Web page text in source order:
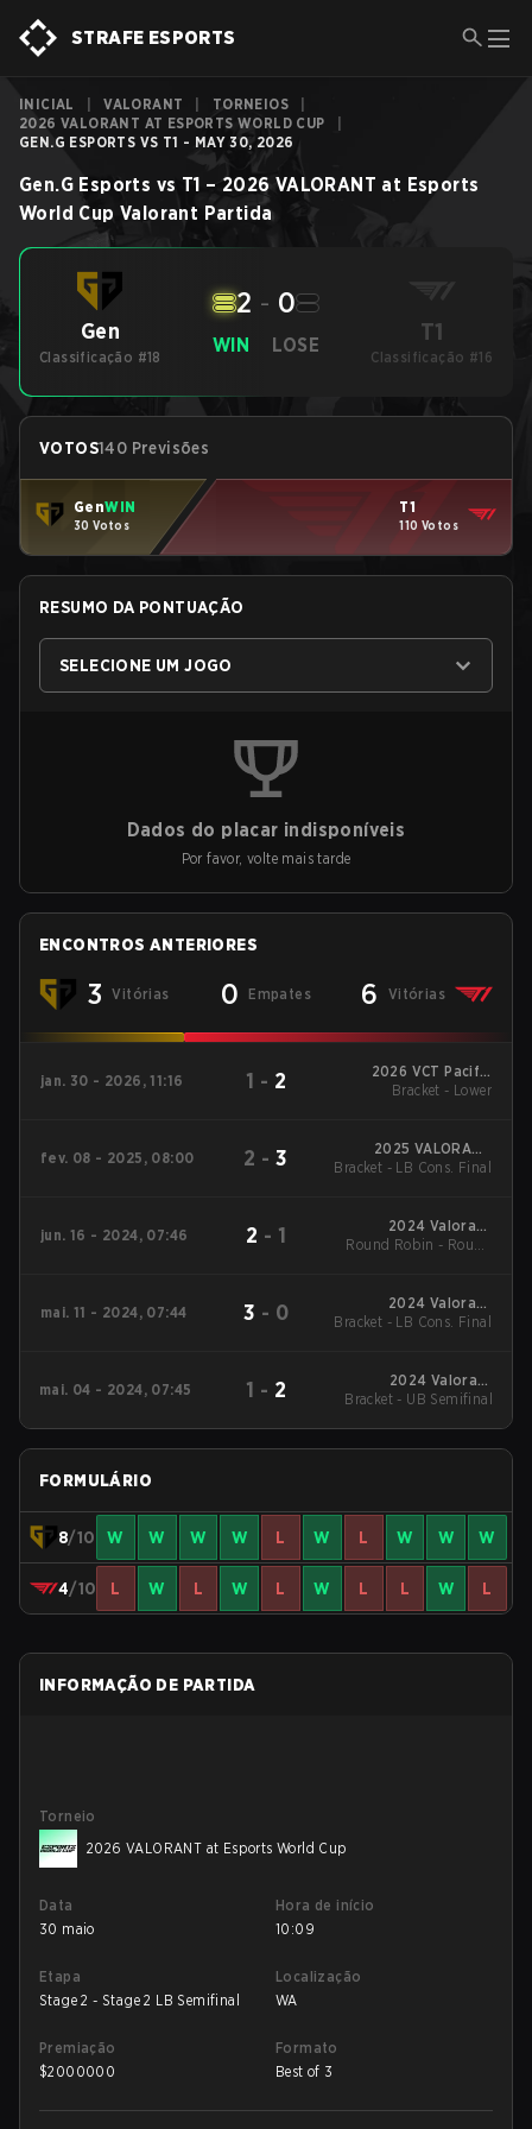
STRAFE ESPORTS
INICIAL VALORANT TORNEIOS
2026 VALORANT AT ESPORTS WORLD CUP
GEN.G ESPORTS VS T1 - MAY 30, 2026
Gen.G Esports vs T1 – 2026 VALORANT at Esports
World Cup Valorant Partida
Gen
Classificação #18
WIN
2 - 0
LOSE T1
Classificação #16
VOTOS140 Previsões
GenWIN
30 Votos
T1
110 Votos
RESUMO DA PONTUAÇÃO
SELECIONE UM JOGO
Dados do placar indisponíveis
Por favor, volte mais tarde
ENCONTROS ANTERIORES
3 Vitórias 0 Empates 6 Vitórias
jan. 30 - 2026, 11:16 1 - 2
2026 VCT Pacific
Kickoff
Bracket - Lower
fev. 08 - 2025, 08:00 2 -3
2025 VALORANT
Champions Tour:
Bracket - LB Cons. Final
jun. 16 - 2024, 07:46 2 - 1
2024 Valorant
Champions Tour:
Round Robin - Round
mai. 11 - 2024, 07:44 3 - 0
2024 Valorant
Champions Tour:
Bracket - LB Cons. Final
mai. 04 - 2024, 07:45 1 - 2
2024 Valorant
Champions Tour:
Bracket - UB Semifinal
FORMULÁRIO
8/10 W W W W L W L W W W
4/10 L W L W L W L L W L
INFORMAÇÃO DE PARTIDA
Torneio
2026 VALORANT at Esports World Cup
Data
30 maio
Hora de início
10:09
Etapa
Stage 2 - Stage 2 LB Semifinal
Localização
WA
Premiação
$2000000
Formato
Best of 3